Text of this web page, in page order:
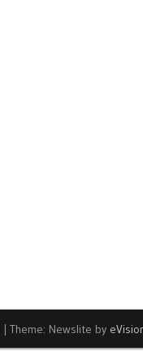
| Theme: Newslite by